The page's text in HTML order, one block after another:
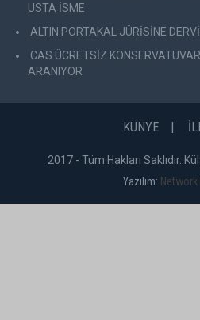
USTA İSME
ALTIN PORTAKAL JÜRİSİNE
CAS ÜCRETSİZ
ARANIYOR
KÜNYE
2017 - Tüm Hakları Saklıdır.
Yazılım: Network